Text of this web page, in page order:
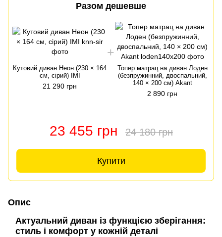
Разом дешевше
Кутовий диван Неон (230 × 164
см, сірий) IMI
21 290 грн
Топер матрац на диван Лоден
(безпружинний, двоспальний,
140 × 200 см) Akant
2 890 грн
23 455 грн 24 180 грн
Купити
Опис
Актуальний диван із функцією зберігання:
стиль і комфорт у кожній деталі